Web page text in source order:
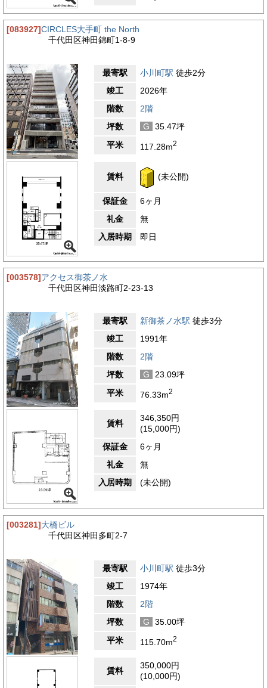
[083927]CIRCLES大手町 the North
千代田区神田錦町1-8-9
最寄駅 小川町駅 徒歩2分
竣工
2026年
階数
2階
坪数
G
35.47坪
平米
117.28m2
賃料 (未公開)
保証金
6ヶ月
礼金
無
入居時期
即日
[003578]アクセス御茶ノ水
千代田区神田淡路町2-23-13
最寄駅 新御茶ノ水駅 徒歩3分
竣工
1991年
階数
2階
坪数
G
23.09坪
平米
76.33m2
賃料
346,350円
(15,000円)
保証金
6ヶ月
礼金
無
入居時期
(未公開)
[003281]大橋ビル
千代田区神田多町2-7
最寄駅 小川町駅 徒歩3分
竣工
1974年
階数
2階
坪数
G
35.00坪
平米
115.70m2
賃料
350,000円
(10,000円)